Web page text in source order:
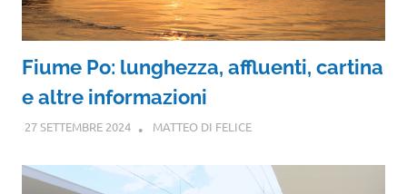
Fiume Po: lunghezza, affluenti, cartina
e altre informazioni
27 SETTEMBRE 2024 MATTEO DI FELICE